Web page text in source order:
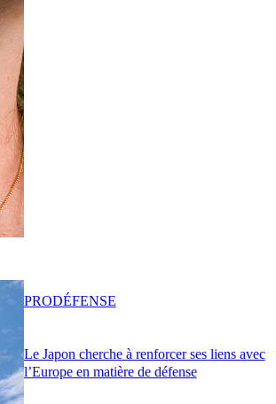
Le Japon cherche à renforcer ses liens avec
l’Europe en matière de défense
PRODÉFENSE